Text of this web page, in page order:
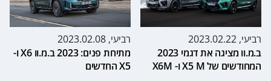
רביעי, 2023.02.22
ב.מ.וו מציגה את דגמי 2023
המחודשים של X5 M ו- X6M
רביעי, 2023.02.08
מתיחת פנים: 2023 ב.מ.וו X6 ו-
X5 החדשים